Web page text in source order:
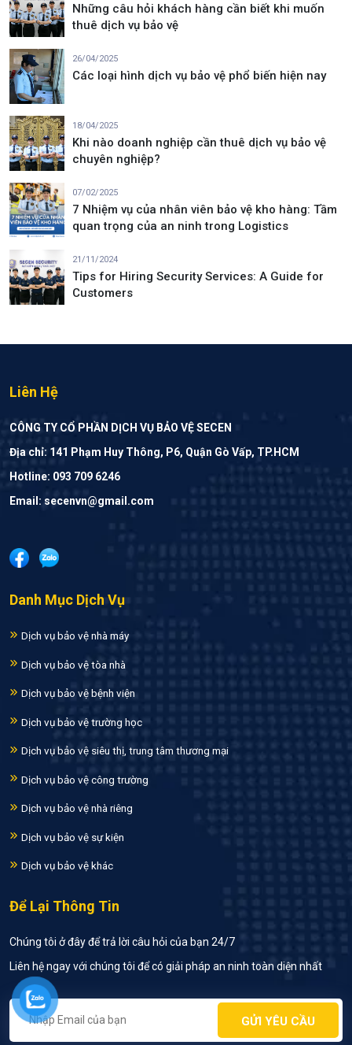
Những câu hỏi khách hàng cần biết khi muốn
thuê dịch vụ bảo vệ
26/04/2025
Các loại hình dịch vụ bảo vệ phổ biến hiện nay
18/04/2025
Khi nào doanh nghiệp cần thuê dịch vụ bảo vệ
chuyên nghiệp?
07/02/2025
7 Nhiệm vụ của nhân viên bảo vệ kho hàng: Tầm
quan trọng của an ninh trong Logistics
21/11/2024
Tips for Hiring Security Services: A Guide for
Customers
Liên Hệ
CÔNG TY CỔ PHẦN DỊCH VỤ BẢO VỆ SECEN
Địa chỉ: 141 Phạm Huy Thông, P6, Quận Gò Vấp, TP.HCM
Hotline: 093 709 6246
Email: secenvn@gmail.com
Danh Mục Dịch Vụ
Dịch vụ bảo vệ nhà máy
Dịch vụ bảo vệ tòa nhà
Dịch vụ bảo vệ bệnh viện
Dịch vụ bảo vệ trường học
Dịch vụ bảo vệ siêu thị, trung tâm thương mại
Dịch vụ bảo vệ công trường
Dịch vụ bảo vệ nhà riêng
Dịch vụ bảo vệ sự kiện
Dịch vụ bảo vệ khác
Để Lại Thông Tin
Chúng tôi ở đây để trả lời câu hỏi của bạn 24/7
Liên hệ ngay với chúng tôi để có giải pháp an ninh toàn diện nhất
GỬI YÊU CẦU